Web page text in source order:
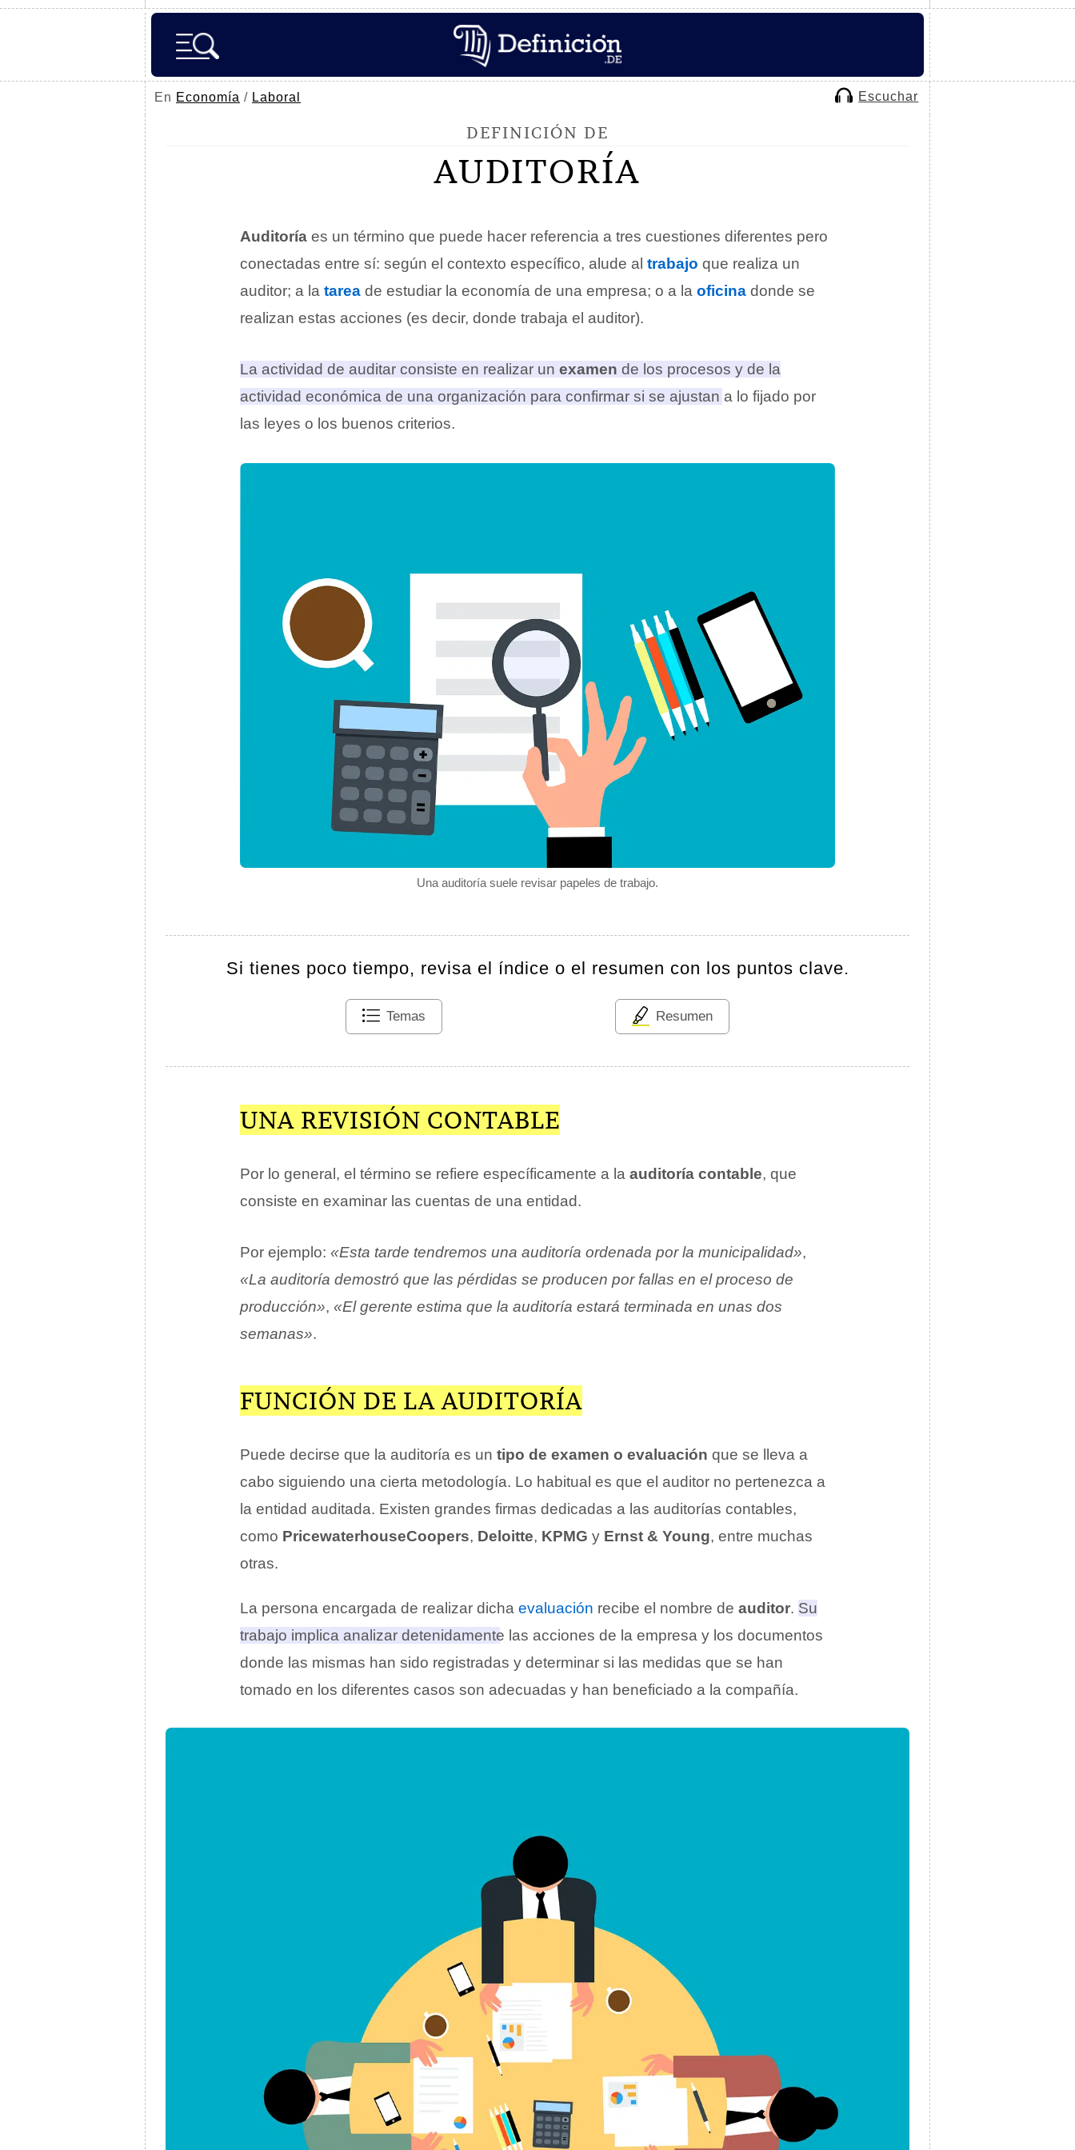
En Economía / Laboral Escuchar
DEFINICIÓN DE
AUDITORÍA
Una auditoría suele revisar papeles de trabajo.
Auditoría es un término que puede hacer referencia a tres cuestiones diferentes pero
conectadas entre sí: según el contexto específico, alude al trabajo que realiza un
auditor; a la tarea de estudiar la economía de una empresa; o a la oficina donde se
realizan estas acciones (es decir, donde trabaja el auditor).
La actividad de auditar consiste en realizar un examen de los procesos y de la
actividad económica de una organización para confirmar si se ajustan a lo fijado por
las leyes o los buenos criterios.
Si tienes poco tiempo, revisa el índice o el resumen con los puntos clave.
Temas Resumen
UNA REVISIÓN CONTABLE
Por lo general, el término se refiere específicamente a la auditoría contable, que
consiste en examinar las cuentas de una entidad.
Por ejemplo: «Esta tarde tendremos una auditoría ordenada por la municipalidad»,
«La auditoría demostró que las pérdidas se producen por fallas en el proceso de
producción», «El gerente estima que la auditoría estará terminada en unas dos
semanas».
FUNCIÓN DE LA AUDITORÍA
Puede decirse que la auditoría es un tipo de examen o evaluación que se lleva a
cabo siguiendo una cierta metodología. Lo habitual es que el auditor no pertenezca a
la entidad auditada. Existen grandes firmas dedicadas a las auditorías contables,
como PricewaterhouseCoopers, Deloitte, KPMG y Ernst & Young, entre muchas
otras.
La persona encargada de realizar dicha evaluación recibe el nombre de auditor. Su
trabajo implica analizar detenidamente las acciones de la empresa y los documentos
donde las mismas han sido registradas y determinar si las medidas que se han
tomado en los diferentes casos son adecuadas y han beneficiado a la compañía.